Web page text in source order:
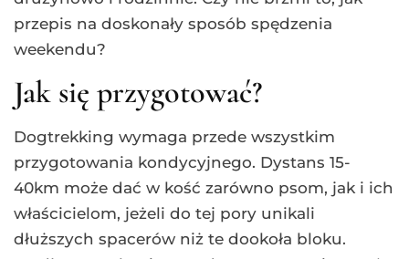
przepis na doskonały sposób spędzenia
weekendu?
Jak się przygotować?
Dogtrekking wymaga przede wszystkim
przygotowania kondycyjnego. Dystans 15-
40km może dać w kość zarówno psom, jak i ich
właścicielom, jeżeli do tej pory unikali
dłuższych spacerów niż te dookoła bloku.